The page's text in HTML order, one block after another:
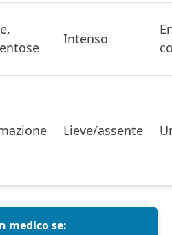
Intenso
Lieve/assente
medico se: